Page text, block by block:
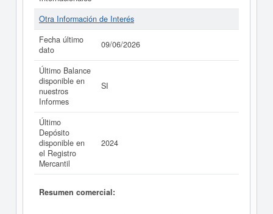
Otra Información de Interés
Fecha último
dato
09/06/2026
Último Balance
disponible en
nuestros
Informes
SI
Último
Depósito
disponible en
el Registro
Mercantil
2024
Resumen comercial: